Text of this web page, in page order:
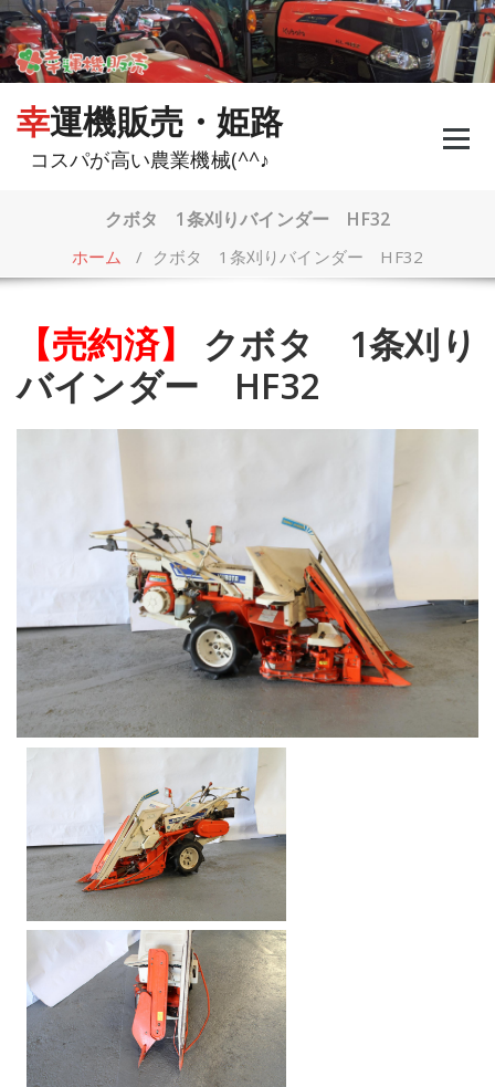
コ
ン
テ
ン
幸運機販売・姫路
コスパが高い農業機械(^^♪
クボタ 1条刈りバインダー HF32
ホーム / クボタ 1条刈りバインダー HF32
【売約済】
クボタ 1条刈り
バインダー HF32